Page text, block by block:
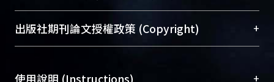
To permanently archive and promote researcher
profiles and scholarly works, Library integrates the
services of “NTU Repository” with “Academic
開放取用是從使用者角度提升資訊取用性的社會運
動，應用在學術研究上是透過將研究著作公開供使
用逐年攀升。同時可加速研究發展、提升研究影響
出版社期刊論文授權政策 (Copyright) +
使用說明 (Instructions) +